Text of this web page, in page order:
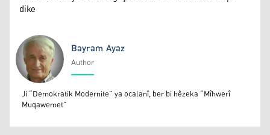
dike
Bayram Ayaz
Bayram Ayaz
Author
Ji “Demokratik Modernite” ya ocalanî, ber bi hêzeka “Mîhwerî
Muqawemet”